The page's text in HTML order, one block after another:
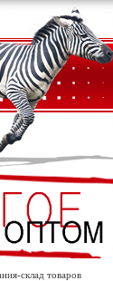
склад товаров